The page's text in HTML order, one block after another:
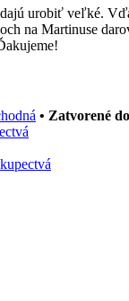
urobiť veľké.
na Martinuse
• Zatvorené